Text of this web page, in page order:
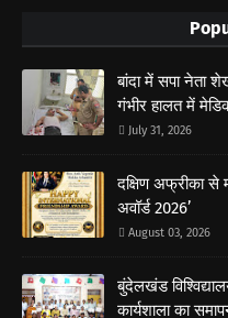
बांदा में सपा नेता
गंभीर हालत में
July 31, 2026
दक्षिण अफ्रीका से
अवॉर्ड 2026’
August 03, 2026
बुंदेलखंड
कार्यशाला का